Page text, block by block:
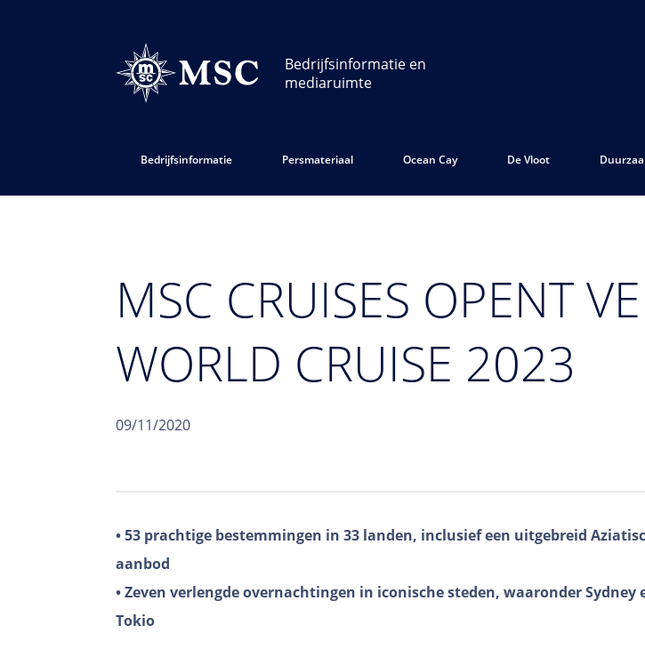
Bedrijfsinformatie en
mediaruimte
Bedrijfsinformatie Persmateriaal Ocean Cay De Vloot
MSC CRUISES OPENT
WORLD CRUISE 2023
09/11/2020
• 53 prachtige bestemmingen in 33 landen, inclusief een uitgebreid
aanbod
• Zeven verlengde overnachtingen in iconische steden, waaronder Sydney
Tokio